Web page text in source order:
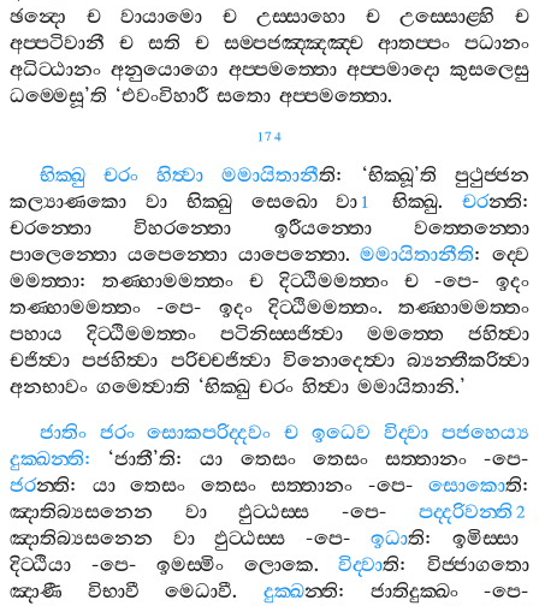
ඡන්‍දො
ච වායාමො ච උස‍්සාහො ච උස‍්සොළ‍්හි
ච
අප‍්පටිවානී
ච සති ච සම‍්පජඤ‍්ඤඤ‍්ච ආතප‍්පං
පධානං
අධිට‍්ඨානං අනුයොගො අප‍්පමත‍්තො අප‍්පමාදො කුසලෙසු
ධම‍්මෙසූ’ති ‘එවංවිහාරී සතො අප‍්පමත‍්තො.
174
භික‍්ඛු චරං හිත්‍වා මමායිතානීති: ‘භික‍්ඛූ’ති
පුථුජ‍්ජන
කල්‍යාණකො
වා භික‍්ඛු සෙඛො වා 1 භික‍්ඛු.චරන‍්ති:
චරන‍්තො
විහරන‍්තො ඉරීයන‍්තො
වත‍්තෙන‍්තො
පාලෙන‍්තො යපෙන‍්තො යාපෙන‍්තො.මමායිතානීති: ද‍්වෙ
මමත‍්තා: තණ‍්හාමමත‍්තං ච දිට‍්ඨිමමත‍්තං ච -පෙ- ඉදං
තණ‍්හාමමත‍්තං -පෙ- ඉදං දිට‍්ඨිමමත‍්තං. තණ‍්හාමමත‍්තං
පහාය
දිට‍්ඨිමමත‍්තං පටිනිස‍්සජිත්‍වා මමත‍්තෙ
ජහිත්‍වා
චජිත්‍වා පජහිත්‍වා පරිච‍්චජිත්‍වා විනොදෙත්‍වා බ්‍යන‍්තීකරිත්‍වා
අනභාවං ගමෙත්‍වාති ‘භික‍්ඛු චරං හිත්‍වා මමායිතානි.’
ජාතිං ජරං සොකපරිද‍්දවං ච ඉධෙව විද‍්වා පජහෙය්‍ය
දුක‍්ඛන‍්ති: ‘ජාතී’ති:යා තෙසං තෙසං සත‍්තානං-පෙ-
ජරන‍්ති: යා තෙසං තෙසං සත‍්තානං -පෙ- සොකොති:
ඤාතිබ්‍යසනෙන
වා ඵුට‍්ඨස‍්ස -පෙ- පද‍්දරිවන‍්ති 2
ඤාතිබ්‍යසනෙන වා ඵුට‍්ඨස‍්ස -පෙ- ඉධාති: ඉමිස‍්සා
දිට‍්ඨියා -පෙ-ඉමස‍්මිං ලොකෙ.විද‍්වාති:විජ‍්ජාගතො
ඤාණී
විභාවී මෙධාවී. දුක‍්ඛන‍්ති: ජාතිදුක‍්ඛං-පෙ-